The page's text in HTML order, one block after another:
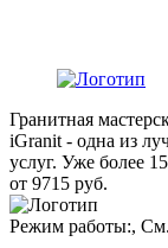
Гранитная
iGranit - одна из
услуг. Уже более
от 9715 руб.
Режим работы:,